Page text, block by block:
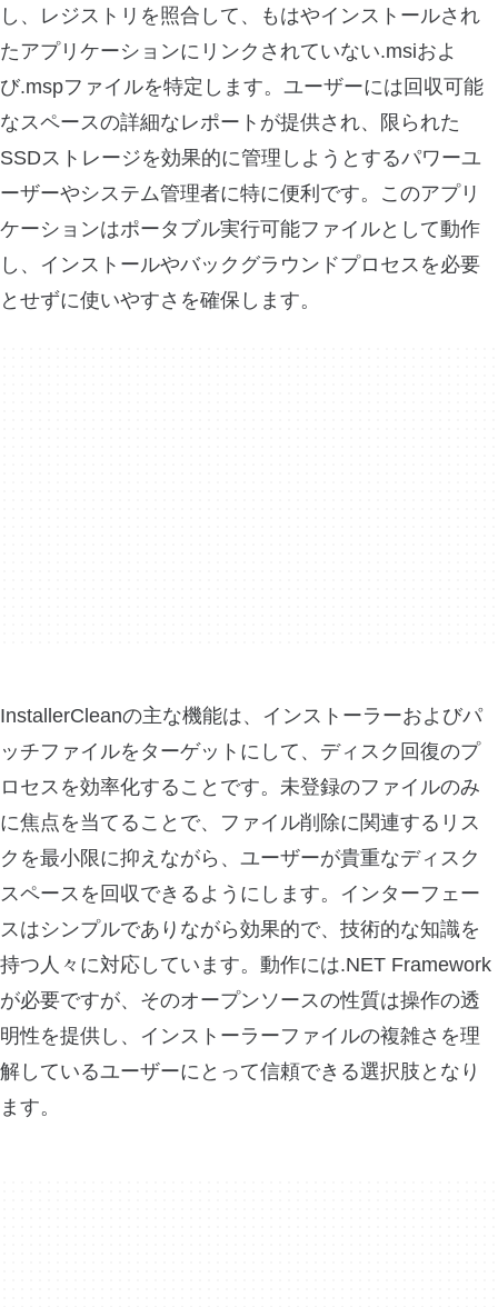
し、レジストリを照合して、もはやインストールされ
たアプリケーションにリンクされていない.msiおよ
び.mspファイルを特定します。ユーザーには回収可能
なスペースの詳細なレポートが提供され、限られた
SSDストレージを効果的に管理しようとするパワーユ
ーザーやシステム管理者に特に便利です。このアプリ
ケーションはポータブル実行可能ファイルとして動作
し、インストールやバックグラウンドプロセスを必要
とせずに使いやすさを確保します。
InstallerCleanの主な機能は、インストーラーおよびパ
ッチファイルをターゲットにして、ディスク回復のプ
ロセスを効率化することです。未登録のファイルのみ
に焦点を当てることで、ファイル削除に関連するリス
クを最小限に抑えながら、ユーザーが貴重なディスク
スペースを回収できるようにします。インターフェー
スはシンプルでありながら効果的で、技術的な知識を
持つ人々に対応しています。動作には.NET Framework
が必要ですが、そのオープンソースの性質は操作の透
明性を提供し、インストーラーファイルの複雑さを理
解しているユーザーにとって信頼できる選択肢となり
ます。